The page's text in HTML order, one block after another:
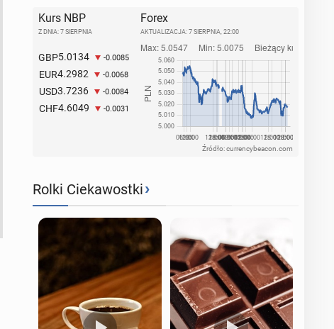
Kurs NBP
Z DNIA: 7 SIERPNIA
GBP5.0134 -0.0085
EUR4.2982 -0.0068
USD3.7236 -0.0084
CHF4.6049 -0.0031
Forex
AKTUALIZACJA: 7 SIERPNIA, 22:00
Źródło: currencybeacon.com
Rolki Ciekawostki›